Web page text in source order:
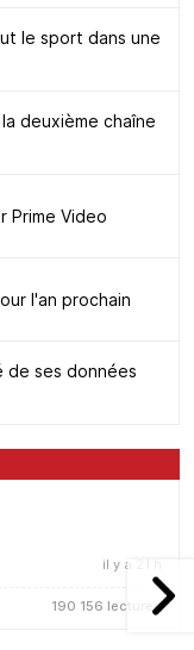
le sport dans une
deuxième chaîne
Prime Video
l'an prochain
de ses données
il y a 21 h
190 156 lectures